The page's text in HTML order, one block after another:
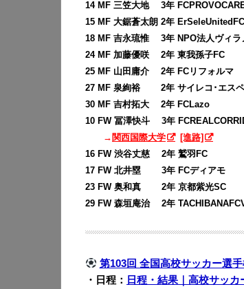
14 MF 三笠大地 3年
15 MF 大鋸蒼太朗 2年 ErSeleUnitedFC
18 MF 吉永琉惟 3年 NPO法人ヴィラ
24 MF 加藤優咲 2年 東我孫子FC
25 MF 山田庸介 2年 FCリフォルマ
27 MF 泉絢裕 2年 サイレコ･エスペ
30 MF 吉村拓大 2年 FCLazo
10 FW 冨澤快斗 3年
→関西国際大学
[進路]
16 FW 渋谷丈慈 2年 鷲羽FC
17 FW 北井塁 3年 FCディアモ
23 FW 奥和真 2年 京都紫光SC
29 FW 森垣庵治 2年
第103回 全国高校サッカー選
・日程：
日程・結果｜高校サッカ